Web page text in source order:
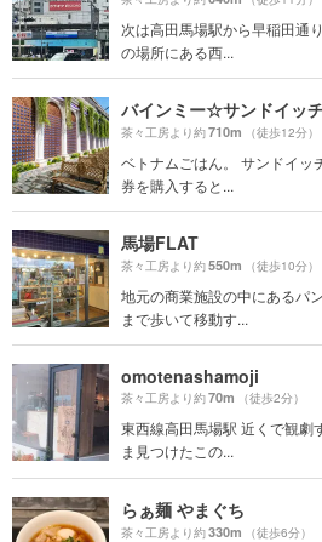
次は高田馬場駅から早稲田通
の場所にある西...
バインミー☆サンドイッ
茶々工房より約710m （徒歩12分）
ベトナムごはん。 サンドイッ
券を購入すると...
馬場FLAT
茶々工房より約550m （徒歩10分）
地元の商業施設の中にあるパ
まで歩いて移動す...
omotenashamoji
茶々工房より約70m （徒歩2分）
東西線高田馬場駅 近くで観劇
ま見つけたこの...
らぁ麺 やまぐち
茶々工房より約330m （徒歩6分）